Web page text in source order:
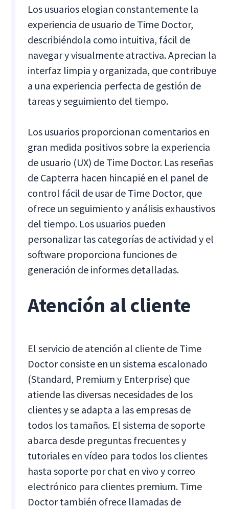
Los usuarios elogian constantemente la
experiencia de usuario de Time Doctor,
describiéndola como intuitiva, fácil de
navegar y visualmente atractiva. Aprecian la
interfaz limpia y organizada, que contribuye
a una experiencia perfecta de gestión de
tareas y seguimiento del tiempo.
Los usuarios proporcionan comentarios en
gran medida positivos sobre la experiencia
de usuario (UX) de Time Doctor. Las reseñas
de Capterra hacen hincapié en el panel de
control fácil de usar de Time Doctor, que
ofrece un seguimiento y análisis exhaustivos
del tiempo. Los usuarios pueden
personalizar las categorías de actividad y el
software proporciona funciones de
generación de informes detalladas.
Atención al cliente
El servicio de atención al cliente de Time
Doctor consiste en un sistema escalonado
(Standard, Premium y Enterprise) que
atiende las diversas necesidades de los
clientes y se adapta a las empresas de
todos los tamaños. El sistema de soporte
abarca desde preguntas frecuentes y
tutoriales en vídeo para todos los clientes
hasta soporte por chat en vivo y correo
electrónico para clientes premium. Time
Doctor también ofrece llamadas de